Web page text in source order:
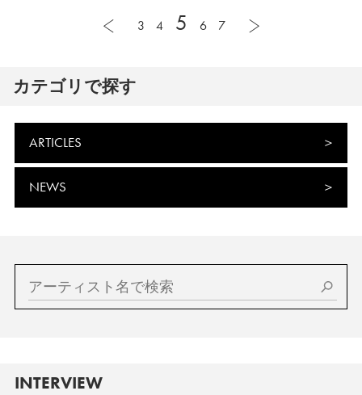
3 4 5 6 7
カテゴリで探す
ARTICLES
NEWS
INTERVIEW